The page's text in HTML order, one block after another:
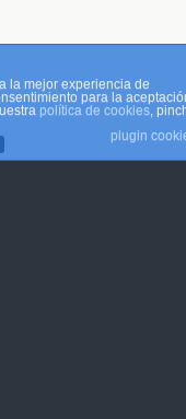
la mejor experiencia de
para la
política de cookies,
plugin